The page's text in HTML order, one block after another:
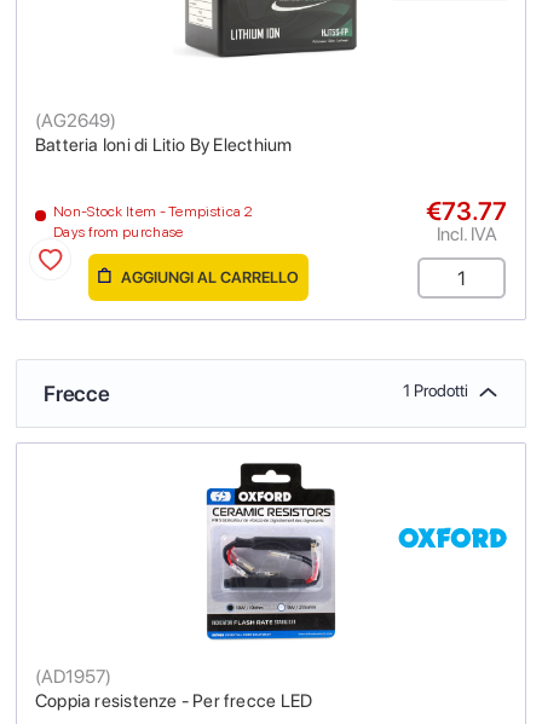
Batteria Ioni di Litio By Electhium
(AG2649)
Non-Stock Item - Tempistica 2
Days from purchase
€73.77
Incl. IVA
AGGIUNGI AL CARRELLO
Frecce 1 Prodotti
Coppia resistenze - Per frecce LED
(AD1957)